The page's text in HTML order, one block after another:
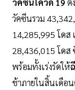
วัคซีนรวม
14,285,995 โดส
28,436,015 โดส
พร้อมทั้งเร่งรัดให้
ช้าภายในสิ้นเดือน